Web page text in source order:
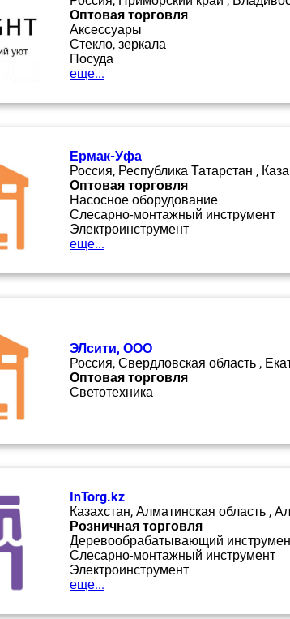
Оптовая торговля
Аксессуары
Стекло, зеркала
Посуда
еще...
Ермак-Уфа
Россия, Республика Татарстан ,
Оптовая торговля
Насосное оборудование
Слесарно-монтажный инструмент
Электроинструмент
еще...
ЭЛсити, ООО
Россия, Свердловская область ,
Оптовая торговля
Светотехника
InTorg.kz
Казахстан, Алматинская область ,
Розничная торговля
Деревообрабатывающий
Слесарно-монтажный инструмент
Электроинструмент
еще...